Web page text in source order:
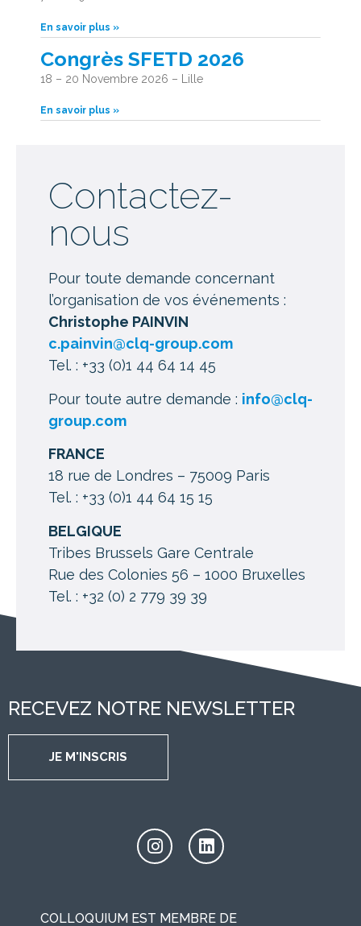
En savoir plus »
Congrès SFETD 2026
18 – 20 Novembre 2026 – Lille
En savoir plus »
Contactez-
nous
Pour toute demande concernant
l’organisation de vos événements :
Christophe PAINVIN
c.painvin@clq-group.com
Tel. : +33 (0)1 44 64 14 45
Pour toute autre demande : info@clq-
group.com
FRANCE
18 rue de Londres – 75009 Paris
Tel. : +33 (0)1 44 64 15 15
BELGIQUE
Tribes Brussels Gare Centrale
Rue des Colonies 56 – 1000 Bruxelles
Tel. : +32 (0) 2 779 39 39
RECEVEZ NOTRE NEWSLETTER
JE M'INSCRIS
COLLOQUIUM EST MEMBRE DE